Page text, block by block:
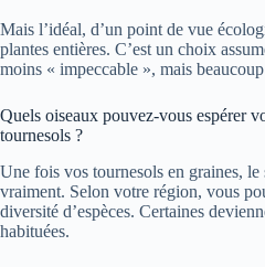
Mais l’idéal, d’un point de vue
plantes entières. C’est un choix
moins « impeccable », mais
Quels oiseaux pouvez-vous espérer
tournesols ?
Une fois vos tournesols en graines, le
vraiment. Selon votre région, vous
diversité d’espèces. Certaines
habituées.